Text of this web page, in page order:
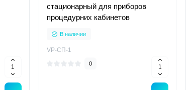
стационарный для приборов
процедурних кабинетов
В наличии
VP-СП-1
0